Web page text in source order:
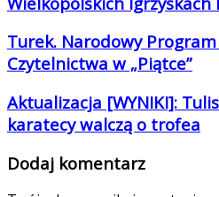
Turek. Narodowy
Czytelnictwa w „Piątce”
Aktualizacja [WYNIKI]:
karatecy walczą o trofea
Dodaj komentarz